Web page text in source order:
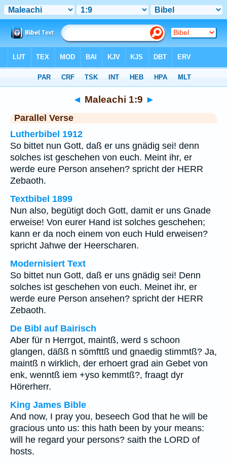
◄ Maleachi 1:9 ►
Parallel Verse
Lutherbibel 1912
So bittet nun Gott, daß er uns gnädig sei! denn
solches ist geschehen von euch. Meint ihr, er
werde eure Person ansehen? spricht der HERR
Zebaoth.
Textbibel 1899
Nun also, begütigt doch Gott, damit er uns Gnade
erweise! Von eurer Hand ist solches geschehen;
kann er da noch einem von euch Huld erweisen?
spricht Jahwe der Heerscharen.
Modernisiert Text
So bittet nun Gott, daß er uns gnädig sei! Denn
solches ist geschehen von euch. Meinet ihr, er
werde eure Person ansehen? spricht der HERR
Zebaoth.
De Bibl auf Bairisch
Aber für n Herrgot, maintß, werd s schoon
glangen, däßß n sömfttß und gnaedig stimmtß? Ja,
maintß n wirklich, der erhoert grad ain Gebet von
enk, wenntß iem +yso kemmtß?, fraagt dyr
Hörerherr.
King James Bible
And now, I pray you, beseech God that he will be
gracious unto us: this hath been by your means:
will he regard your persons? saith the LORD of
hosts.